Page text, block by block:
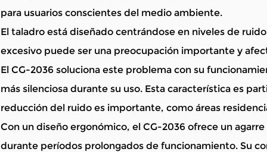
para usuarios conscientes del medio ambiente.
El taladro está diseñado centrándose en niveles de
excesivo puede ser una preocupación importante y
El CG-2036 soluciona este problema con su
más silenciosa durante su uso. Esta característica es
reducción del ruido es importante, como áreas
Con un diseño ergonómico, el CG-2036 ofrece un
durante períodos prolongados de funcionamiento. Su